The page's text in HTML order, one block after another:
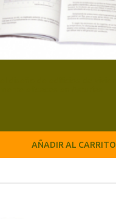
AÑADIR AL CARRITO